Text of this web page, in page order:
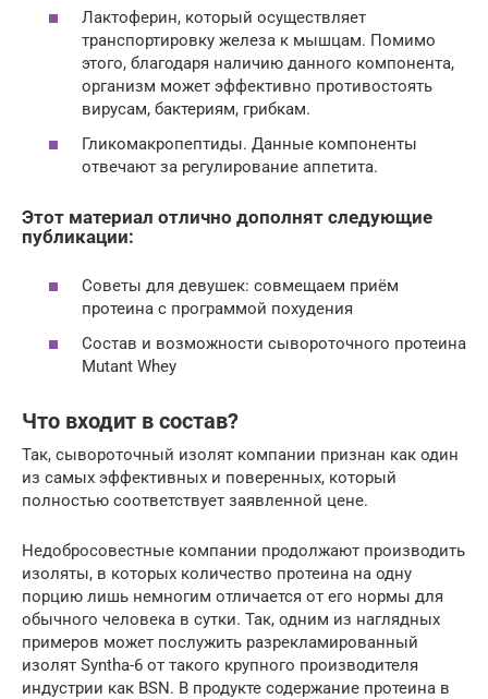
Лактоферин, который осуществляет
транспортировку железа к мышцам. Помимо
этого, благодаря наличию данного компонента,
организм может эффективно противостоять
вирусам, бактериям, грибкам.
Гликомакропептиды. Данные компоненты
отвечают за регулирование аппетита.
Этот материал отлично дополнят следующие
публикации:
Советы для девушек: совмещаем приём
протеина с программой похудения
Состав и возможности сывороточного протеина
Mutant Whey
Что входит в состав?
Так, сывороточный изолят компании признан как один
из самых эффективных и поверенных, который
полностью соответствует заявленной цене.
Недобросовестные компании продолжают производить
изоляты, в которых количество протеина на одну
порцию лишь немногим отличается от его нормы для
обычного человека в сутки. Так, одним из наглядных
примеров может послужить разрекламированный
изолят Syntha-6 от такого крупного производителя
индустрии как BSN. В продукте содержание протеина в